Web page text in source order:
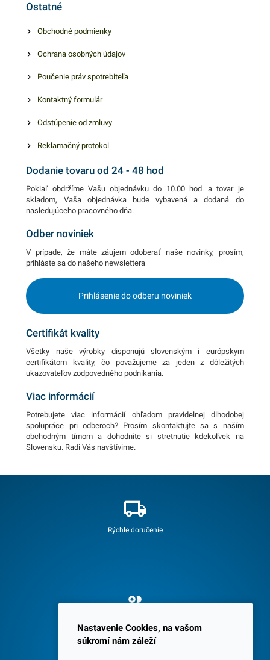
Ostatné
Obchodné podmienky
Ochrana osobných údajov
Poučenie práv spotrebiteľa
Kontaktný formulár
Odstúpenie od zmluvy
Reklamačný protokol
Dodanie tovaru od 24 - 48 hod
Pokiaľ obdržíme Vašu objednávku do 10.00 hod. a tovar je
skladom, Vaša objednávka bude vybavená a dodaná do
nasledujúceho pracovného dňa.
Odber noviniek
V prípade, že máte záujem odoberať naše novinky, prosím,
prihláste sa do našeho newslettera
Prihlásenie do odberu noviniek
Certifikát kvality
Všetky naše výrobky disponujú slovenským i európskym
certifikátom kvality, čo považujeme za jeden z dôležitých
ukazovateľov zodpovedného podnikania.
Viac informácií
Potrebujete viac informácií ohľadom pravidelnej dlhodobej
spolupráce pri odberoch? Prosím skontaktujte sa s naším
obchodným tímom a dohodnite si stretnutie kdekoľvek na
Slovensku. Radi Vás navštívime.
Rýchle doručenie
Spokojných 3600 zákazníkov
Nastavenie Cookies, na vašom
súkromí nám záleží